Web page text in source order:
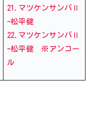
21.マツケンサンバⅡ
ｰ松平健
22. マツケンサンバⅡ
ｰ松平健
※アンコー
ル